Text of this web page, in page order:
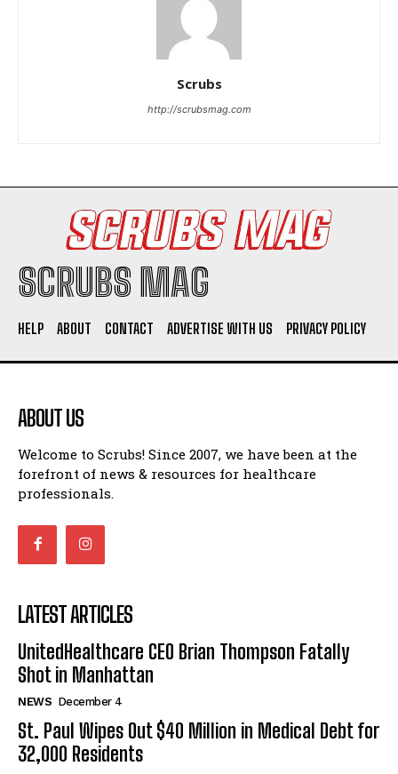
Scrubs
http://scrubsmag.com
SCRUBS MAG
HELP ABOUT CONTACT ADVERTISE WITH US PRIVACY POLICY
ABOUT US
Welcome to Scrubs! Since 2007, we have been at the
forefront of news & resources for healthcare
professionals.
LATEST ARTICLES
UnitedHealthcare CEO Brian Thompson Fatally
Shot in Manhattan
NEWS December 4
St. Paul Wipes Out $40 Million in Medical Debt for
32,000 Residents